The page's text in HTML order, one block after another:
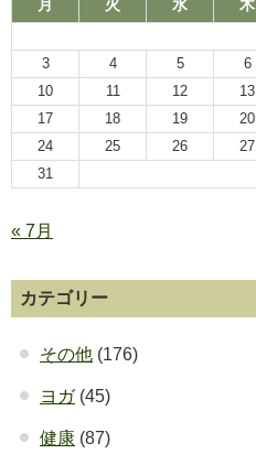
月
火 水 木
3
4 5 6
10
11 12 13
17
18 19 20
24
25 26 27
31
« 7月
カテゴリー
その他 (176)
ヨガ(45)
健康 (87)